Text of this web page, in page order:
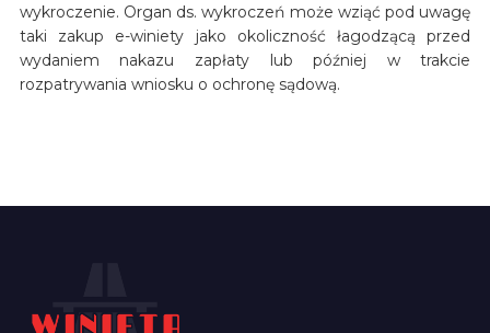
wykroczenie. Organ ds. wykroczeń może wziąć pod uwagę
taki zakup e-winiety jako okoliczność łagodzącą przed
wydaniem nakazu zapłaty lub później w trakcie
rozpatrywania wniosku o ochronę sądową.